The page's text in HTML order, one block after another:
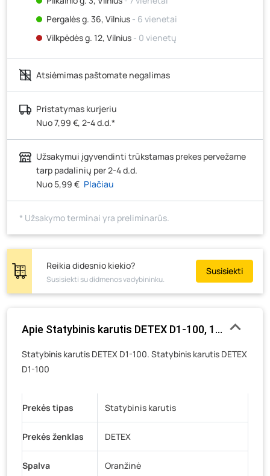
Pergalės g. 36, Vilnius - 6 vienetai
Vilkpėdės g. 12, Vilnius - 0 vienetų
Ateities g. 15, Vilnius- 8 vienetai
Kauno r., Narsiečių k., Vytauto g. 183, Kaunas
Šilutės pl. 83A, Klaipėda
Pramonės g. 7, Šiauliai
Santaikos g. 26B, Alytus - 2 vienetai
J. Basanavičiaus g. 6, Utena
Novočėbės k. 3, Kėdainiai- 7 vienetai
Kauno g. 160, Marijampolė- 7 vienetai
Skuodo g. 41, Mažeikiai- 4 vienetai
Žemaičių g. 2, Raseiniai - 0 vienetų
Pramonės g. 6E, Šilutė- 0 vienetų
Luokės g. 82, Telšiai - 5 vienetai
Veteranų g. 11, Visaginas- 0 vienetų
Baravykų g. 1, Druskininkai
K. Donelaičio g. 17, Rokiškis- 0 vienetų
Šaltupės g. 64, Zarasai- 0 vienetų
Atsiėmimas paštomate negalimas
Pristatymas kurjeriu
Nuo 7,99 €, 2-4 d.d.*
Užsakymui įgyvendinti trūkstamas prekes pervežame
tarp padalinių per 2-4 d.d.
Nuo 5,99 € Plačiau
* Užsakymo terminai yra preliminarūs.
Reikia didesnio kiekio?
Susisiekti su didmenos vadybininku.
Susisiekti
Apie Statybinis karutis DETEX D1-100, 100 l, iki
Statybinis karutis DETEX D1-100. Statybinis karutis DETEX
D1-100
Prekės tipas Statybinis karutis
Prekės ženklas DETEX
Spalva Oranžinė